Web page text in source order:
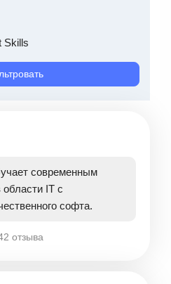
Skills
современным
IT с
софта.
отзыва